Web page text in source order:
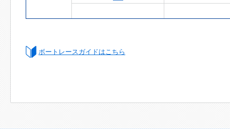
ボートレースガイドはこちら